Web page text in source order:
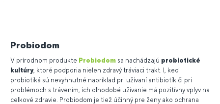
Probiodom
V prírodnom produkte Probiodom sa nachádzajú probiotické
kultúry, ktoré podporia nielen zdravý tráviaci trakt. I, keď
probiotiká sú nevyhnutné napríklad pri užívaní antibiotík či pri
problémoch s trávením, ich dlhodobé užívanie má pozitívny vplyv na
celkové zdravie. Probiodom je tiež účinný pre ženy ako ochrana